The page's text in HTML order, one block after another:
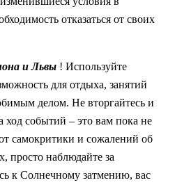
отказаться от своих
и Львы ! Используйте
для отдыха, занятий
делом. Не вторгайтесь и
ход событий – это вам пока не
самокритики и сожалений об
просто наблюдайте за
к Солнечному затмению, вас